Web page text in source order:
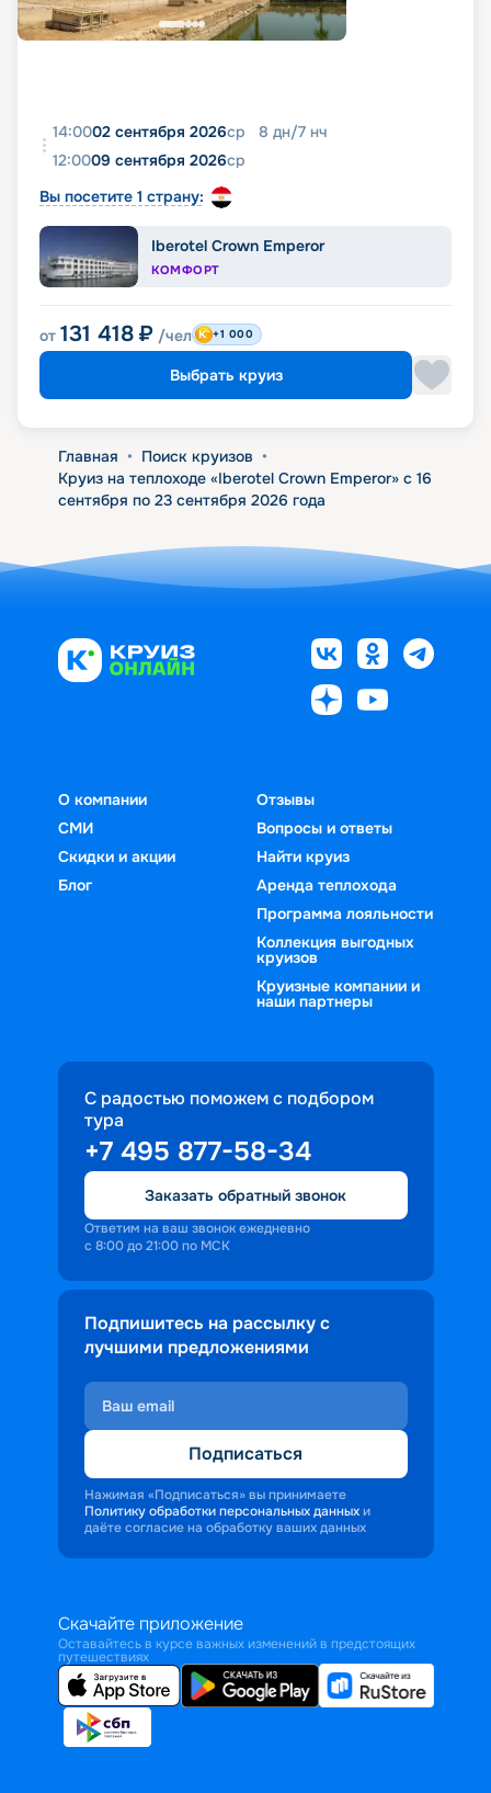
14:0002 сентября 2026ср 8 дн/7 нч
12:0009 сентября 2026ср
Вы посетите 1 страну:
Iberotel Crown Emperor
КОМФОРТ
от 131 418 ₽ /чел +1 000
Выбрать круиз
Главная • Поиск круизов •
Круиз на теплоходе «Iberotel Crown Emperor» с 16
сентября по 23 сентября 2026 года
О компании
СМИ
Скидки и акции
Блог
Отзывы
Вопросы и ответы
Найти круиз
Аренда теплохода
Программа лояльности
Коллекция выгодных
круизов
Круизные компании и
наши партнеры
С радостью поможем с подбором
тура
+7 495 877-58-34
Заказать обратный звонок
Ответим на ваш звонок ежедневно
с 8:00 до 21:00 по МСК
Подпишитесь на рассылку с
лучшими предложениями
Подписаться
Нажимая «Подписаться» вы принимаете
Политику обработки персональных данных и
даёте согласие на обработку ваших данных
Скачайте приложение
Оставайтесь в курсе важных изменений в предстоящих
путешествиях